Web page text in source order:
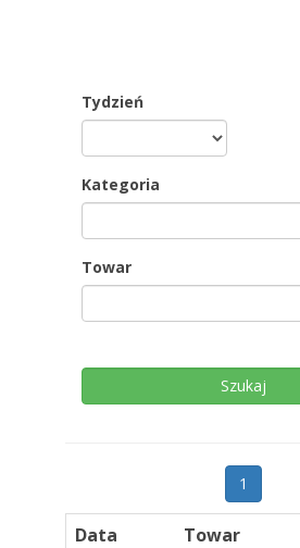
Tydzień
Kategoria
Towar
1
Data Towar